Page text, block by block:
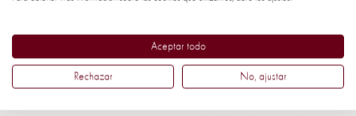
El aumento de la ganadería industrial ha sido visto por
algunos como una fuerza imparable; En 1964, el
Aceptar todo
Rechazar No, ajustar